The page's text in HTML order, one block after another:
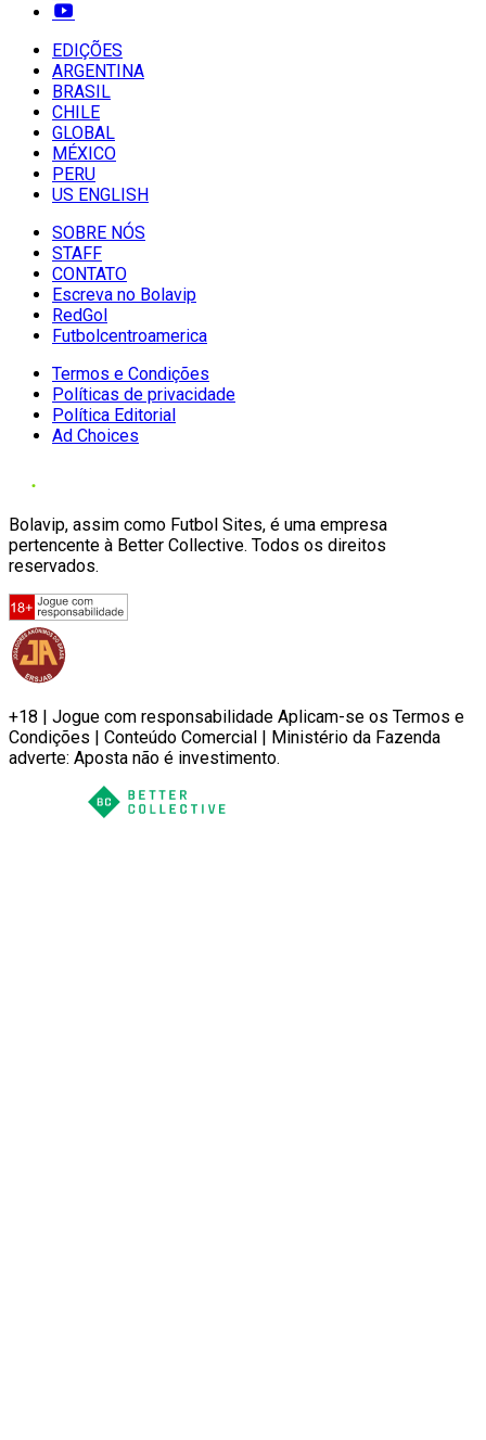
EDIÇÕES
ARGENTINA
BRASIL
CHILE
GLOBAL
MÉXICO
PERU
US ENGLISH
SOBRE NÓS
STAFF
CONTATO
Escreva no Bolavip
RedGol
Futbolcentroamerica
Termos e Condições
Políticas de privacidade
Política Editorial
Ad Choices
Bolavip, assim como Futbol Sites, é uma empresa
pertencente à Better Collective. Todos os direitos
reservados.
+18 | Jogue com responsabilidade Aplicam-se os Termos e
Condições | Conteúdo Comercial | Ministério da Fazenda
adverte: Aposta não é investimento.